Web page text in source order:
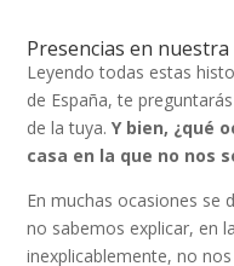
Presencias en
Leyendo todas estas
de España, te
de la tuya.Y bien, ¿qué
casa en la que no nos
En muchas ocasiones se
no sabemos explicar, en
inexplicablemente, no